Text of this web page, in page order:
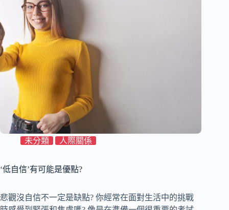
未分類 人際關係
‘低自信’有可能是優點?
悲觀沒自信不一定是缺點? 你經常在面對生活中的挑戰